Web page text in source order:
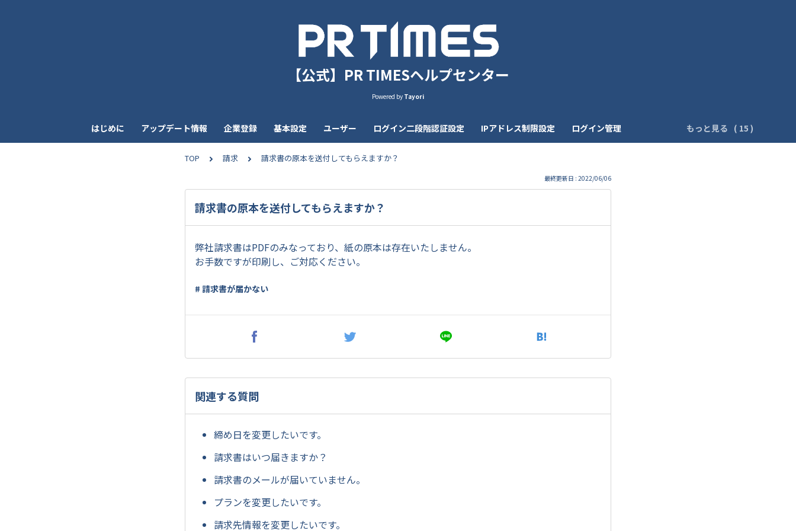
【公式】PR TIMESヘルプセンター
Powered by Tayori
はじめに アップデート情報 企業登録 基本設定 ユーザー ログイン二段階認証設定 IPアドレス制限設定 ログイン管理 もっと見る
TOP 請求 請求書の原本を送付してもらえますか？
最終更新日 : 2022/06/06
請求書の原本を送付してもらえますか？
弊社請求書はPDFのみなっており、紙の原本は存在いたしません。
お手数ですが印刷し、ご対応ください。
# 請求書が届かない
関連する質問
締め日を変更したいです。
請求書はいつ届きますか？
請求書のメールが届いていません。
プランを変更したいです。
請求先情報を変更したいです。